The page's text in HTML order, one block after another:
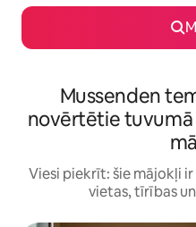
Mussenden
novērtētie tuvumā
Viesi piekrīt: šie mājokļi
vietas, tīrības